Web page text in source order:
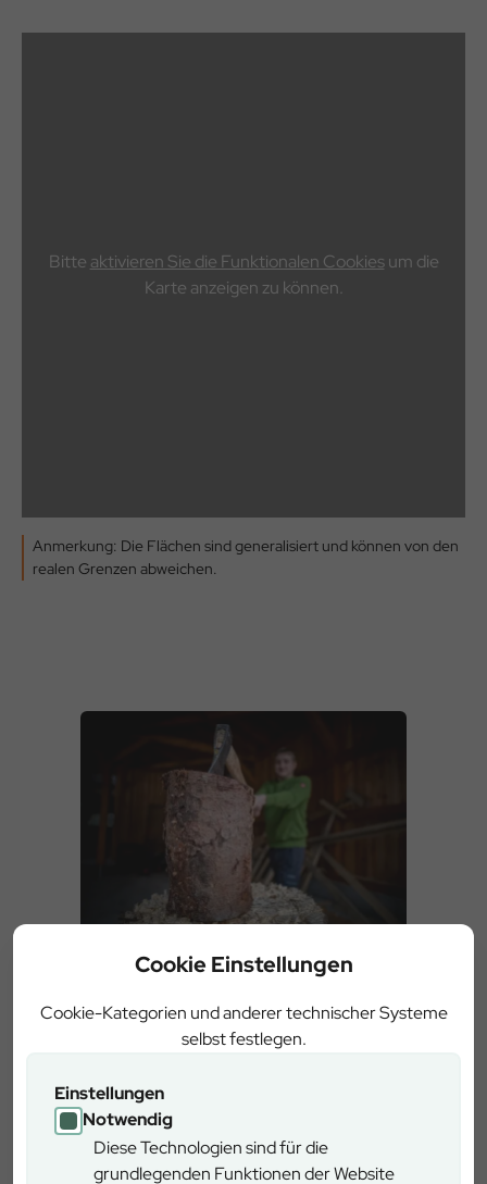
Cookie Einstellungen
Cookie-Kategorien und anderer technischer Systeme
selbst festlegen.
Einstellungen
Notwendig
Diese Technologien sind für die
grundlegenden Funktionen der Website
Bitte aktivieren Sie die Funktionalen Cookiesum die
Karte anzeigen zu können.
Anmerkung: Die Flächen sind generalisiert und können von den
realen Grenzen abweichen.
Sie wollen Brennholz aus dem Wald oder
Mit unserem Kontaktformular können
Sie beim Forstbetrieb Neureichenau
anfragen.
Hierbei handelt es sich um eine